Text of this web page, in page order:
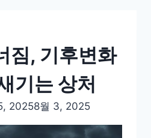
짐, 기후변화
기는 상처
20258월 3, 2025